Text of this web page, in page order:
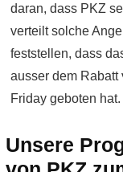
daran, dass PKZ
verteilt solche
feststellen, dass
ausser dem
Friday geboten hat.
Unsere